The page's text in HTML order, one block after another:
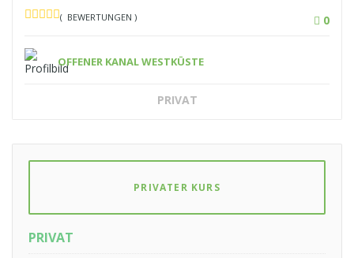
( BEWERTUNGEN ) 0
OFFENER KANAL WESTKÜSTE
PRIVAT
PRIVATER KURS
PRIVAT